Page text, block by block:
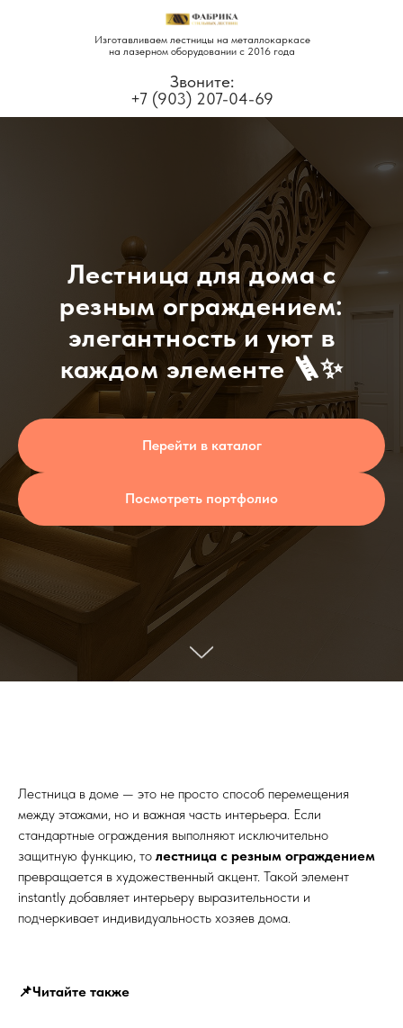
+7 (903) 207-04-69
Звоните:
Изготавливаем лестницы на металлокаркасе
на лазерном оборудовании с 2016 года
Лестница для дома с
резным ограждением:
элегантность и уют в
каждом элементе 🪜✨
Перейти в каталог
Посмотреть портфолио
Лестница в доме — это не просто способ перемещения
между этажами, но и важная часть интерьера. Если
стандартные ограждения выполняют исключительно
защитную функцию, то лестница с резным ограждением
превращается в художественный акцент. Такой элемент
instantly добавляет интерьеру выразительности и
подчеркивает индивидуальность хозяев дома.
📌Читайте также